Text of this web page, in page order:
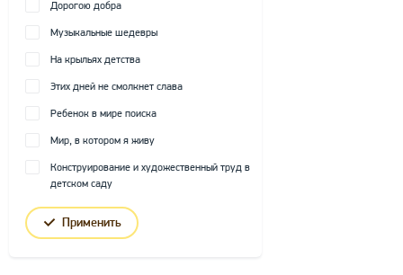
Дорогою добра
Музыкальные шедевры
На крыльях детства
Этих дней не смолкнет слава
Ребенок в мире поиска
Мир, в котором я живу
Конструирование и художественный труд в
детском саду
Применить